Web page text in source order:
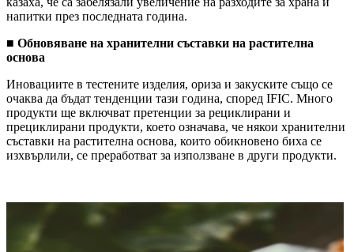
напитки през последната година.
■ Обновяване на хранителни съставки на растителна
основа
Иновациите в тестените изделия, ориза и закуските също се
очаква да бъдат тенденции тази година, според IFIC. Много
продукти ще включват претенции за рециклирани и
прециклирани продукти, което означава, че някои хранителни
съставки на растителна основа, които обикновено биха се
изхвърлили, се преработват за използване в други продукти.